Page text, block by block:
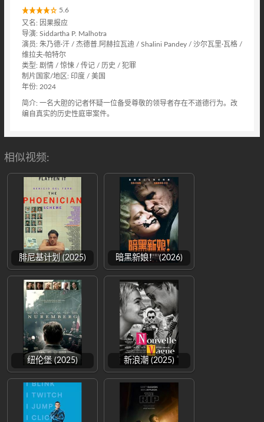
5.6
又名: 因果报应
导演: Siddartha P. Malhotra
演员: 朱乃德·汗 / 杰德普.阿赫拉瓦迪 / Shalini Pandey / 沙尔瓦里·瓦格 /
维拉夫·帕特尔
类型: 剧情 / 惊悚 / 传记 / 历史 / 犯罪
制片国家/地区: 印度 / 美国
年份: 2024
简介: 一名大胆的记者怀疑一位备受尊敬的领导者存在不道德行为。改
编自真实的历史性庭审案件。
相似视频:
腓尼基计划 (2025) 暗黑新娘！ (2026)
纽伦堡 (2025) 新浪潮 (2025)